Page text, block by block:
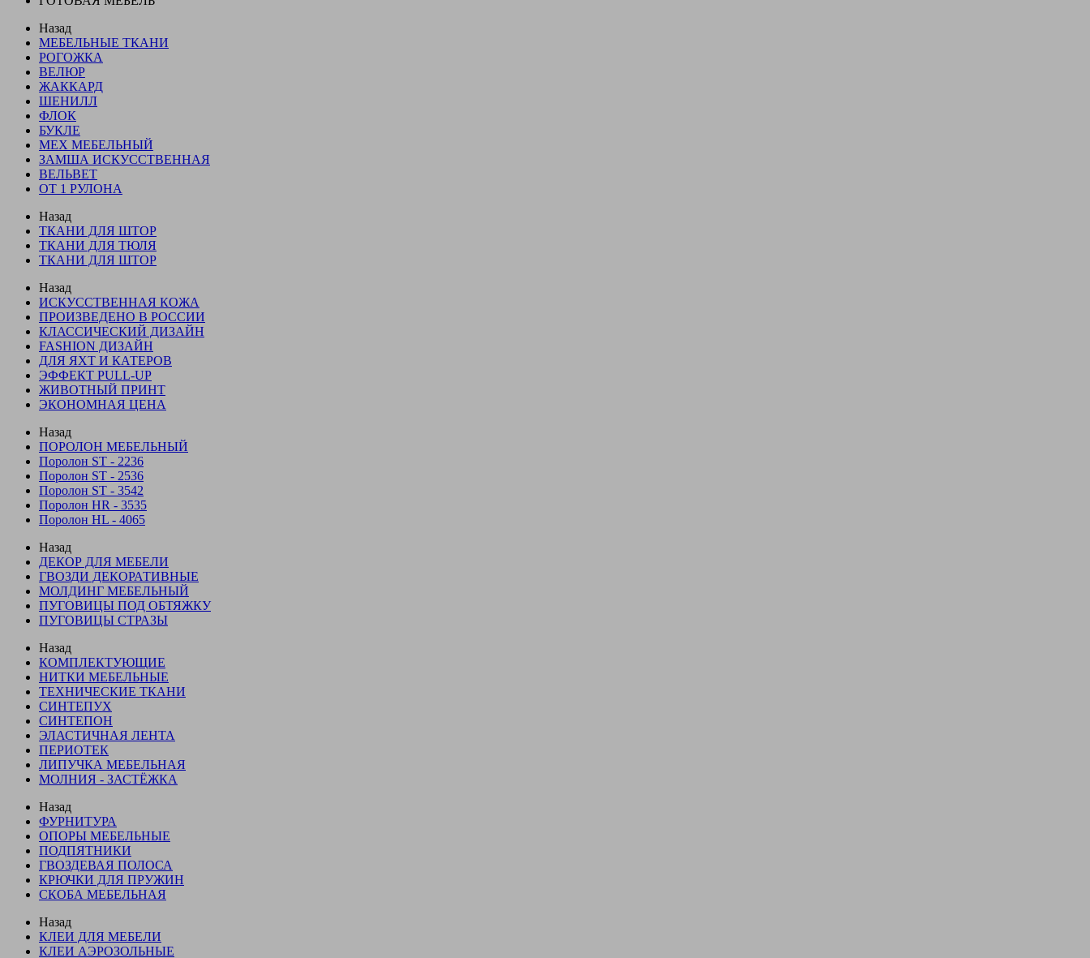
Назад
МЕБЕЛЬНЫЕ ТКАНИ
РОГОЖКА
ВЕЛЮР
ЖАККАРД
ШЕНИЛЛ
ФЛОК
БУКЛЕ
МЕХ МЕБЕЛЬНЫЙ
ЗАМША ИСКУССТВЕННАЯ
ВЕЛЬВЕТ
ОТ 1 РУЛОНА
Назад
ТКАНИ ДЛЯ ШТОР
ТКАНИ ДЛЯ ТЮЛЯ
ТКАНИ ДЛЯ ШТОР
Назад
ИСКУССТВЕННАЯ КОЖА
ПРОИЗВЕДЕНО В РОССИИ
КЛАССИЧЕСКИЙ ДИЗАЙН
FASHION ДИЗАЙН
ДЛЯ ЯХТ И КАТЕРОВ
ЭФФЕКТ PULL-UP
ЖИВОТНЫЙ ПРИНТ
ЭКОНОМНАЯ ЦЕНА
Назад
ПОРОЛОН МЕБЕЛЬНЫЙ
Поролон ST - 2236
Поролон ST - 2536
Поролон ST - 3542
Поролон HR - 3535
Поролон HL - 4065
Назад
ДЕКОР ДЛЯ МЕБЕЛИ
ГВОЗДИ ДЕКОРАТИВНЫЕ
МОЛДИНГ МЕБЕЛЬНЫЙ
ПУГОВИЦЫ ПОД ОБТЯЖКУ
ПУГОВИЦЫ СТРАЗЫ
Назад
КОМПЛЕКТУЮЩИЕ
НИТКИ МЕБЕЛЬНЫЕ
ТЕХНИЧЕСКИЕ ТКАНИ
СИНТЕПУХ
СИНТЕПОН
ЭЛАСТИЧНАЯ ЛЕНТА
ПЕРИОТЕК
ЛИПУЧКА МЕБЕЛЬНАЯ
МОЛНИЯ - ЗАСТЁЖКА
Назад
ФУРНИТУРА
ОПОРЫ МЕБЕЛЬНЫЕ
ПОДПЯТНИКИ
ГВОЗДЕВАЯ ПОЛОСА
КРЮЧКИ ДЛЯ ПРУЖИН
СКОБА МЕБЕЛЬНАЯ
Назад
КЛЕИ ДЛЯ МЕБЕЛИ
КЛЕИ АЭРОЗОЛЬНЫЕ